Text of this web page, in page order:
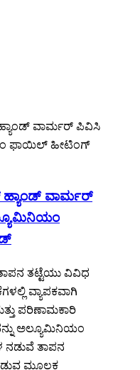
ವಾರ್ಮರ್
ತಟ್ಟೆಯು ವಿವಿಧ
ವ್ಯಾಪಕವಾಗಿ
ಪರಿಣಾಮಕಾರಿ
ಅಲ್ಯೂಮಿನಿಯಂ
ತಾಪನ
ಮೂಲಕ